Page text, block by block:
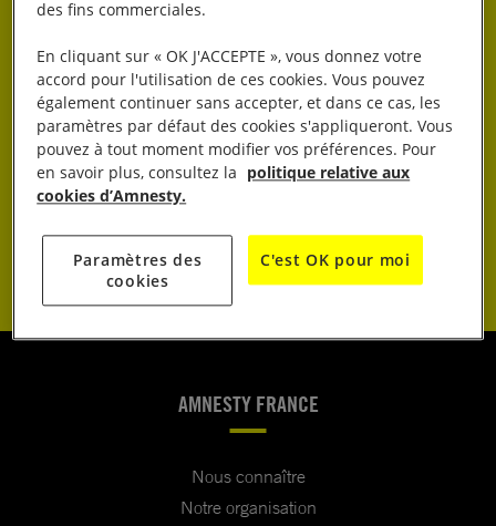
J’AGIS
JE DONNE
JE M’ENGAGE
AMNESTY FRANCE
Nous connaître
Notre organisation
des fins commerciales.
En cliquant sur « OK J'ACCEPTE », vous donnez votre
accord pour l'utilisation de ces cookies. Vous pouvez
également continuer sans accepter, et dans ce cas, les
paramètres par défaut des cookies s'appliqueront. Vous
pouvez à tout moment modifier vos préférences. Pour
en savoir plus, consultez la politique relative aux
cookies d’Amnesty.
Paramètres des
cookies
C'est OK pour moi